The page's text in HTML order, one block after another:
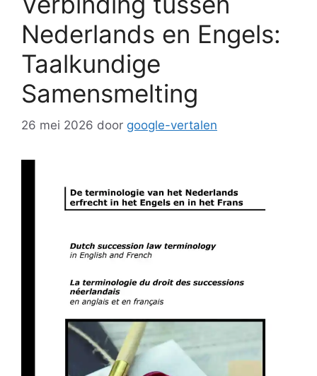
Nederlands en Engels:
Taalkundige
Samensmelting
26 mei 2026 door google-vertalen